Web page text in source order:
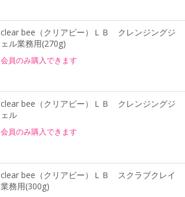
clear bee（クリアビー）ＬＢ クレンジングジ
ェル業務用(270g)
会員のみ購入できます
clear bee（クリアビー）ＬＢ クレンジングジ
ェル
会員のみ購入できます
clear bee（クリアビー）ＬＢ スクラブクレイ
業務用(300g)